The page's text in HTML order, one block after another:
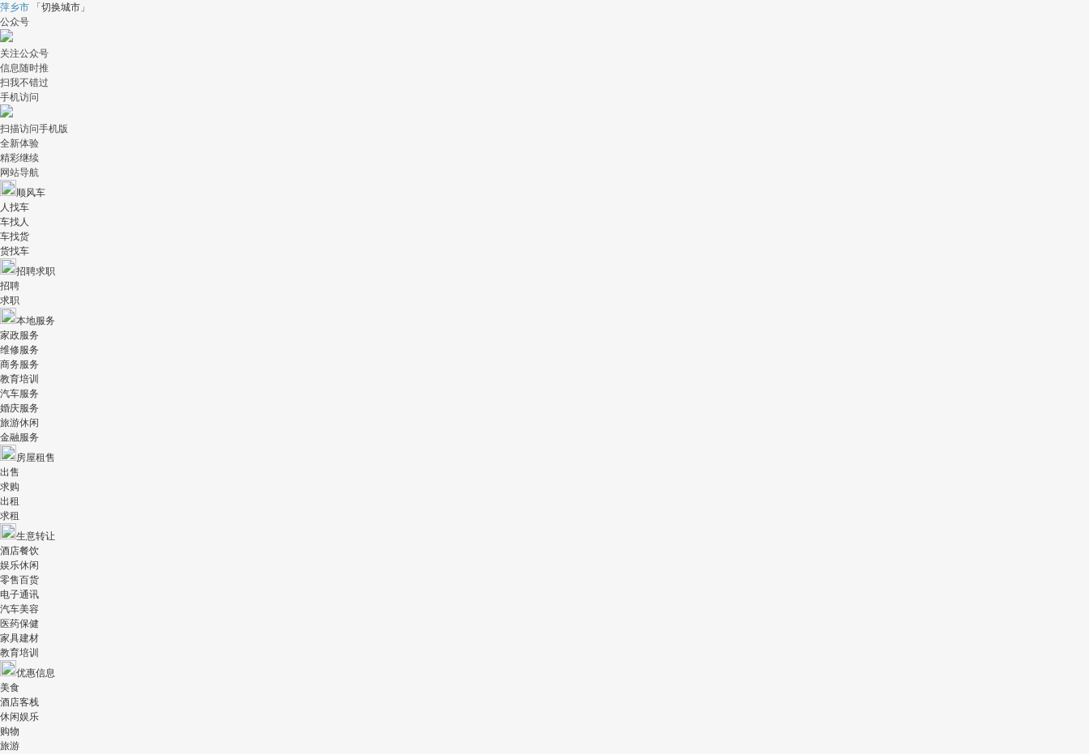
萍乡市 「 切换城市 」
公众号
关注公众号
信息随时推
扫我不错过
手机访问
扫描访问手机版
全新体验
精彩继续
网站导航
顺风车
人找车
车找人
车找货
货找车
招聘求职
招聘
求职
本地服务
家政服务
维修服务
商务服务
教育培训
汽车服务
婚庆服务
旅游休闲
金融服务
房屋租售
出售
求购
出租
求租
生意转让
酒店餐饮
娱乐休闲
零售百货
电子通讯
汽车美容
医药保健
家具建材
教育培训
优惠信息
美食
酒店客栈
休闲娱乐
购物
旅游